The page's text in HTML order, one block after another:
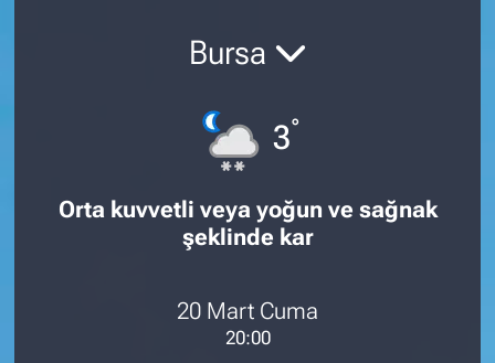
Bursa
3°
Orta kuvvetli veya yoğun ve sağnak
şeklinde kar
20 Mart Cuma
20:00